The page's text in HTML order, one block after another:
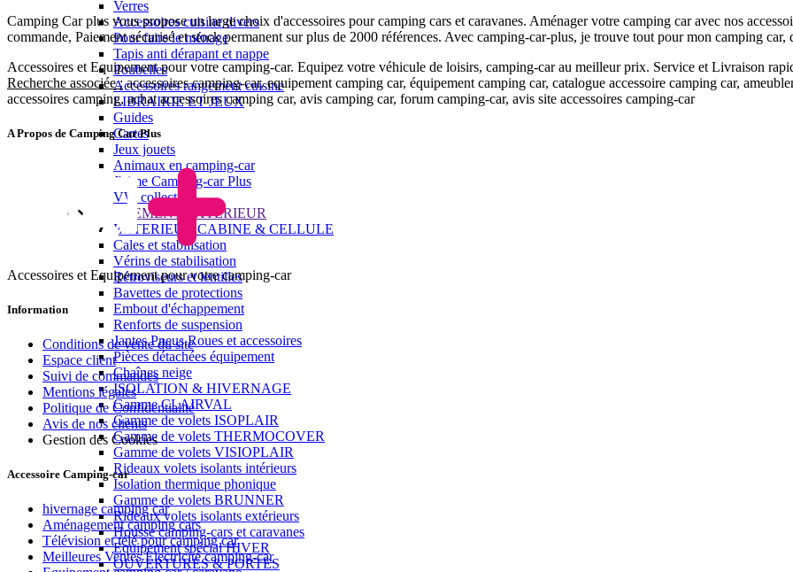
Verres
Accessoires cuisine divers
Pour faire le ménage
Tapis anti dérapant et nappe
Poubelles
Accessoires rangement cuisine
LIBRAIRIE ET JEUX
Guides
Cartes
Jeux jouets
Animaux en camping-car
J'aime Camping-car Plus
VW collection
EQUIPEMENT EXTERIEUR
EXTERIEUR CABINE & CELLULE
Cales et stabilisation
Vérins de stabilisation
Rétroviseurs et lentilles
Bavettes de protections
Embout d'échappement
Renforts de suspension
Jantes,Pneus,Roues et accessoires
Pièces détachées équipement
Chaînes neige
ISOLATION & HIVERNAGE
Gamme CLAIRVAL
Gamme de volets ISOPLAIR
Gamme de volets THERMOCOVER
Gamme de volets VISIOPLAIR
Rideaux volets isolants intérieurs
Isolation thermique phonique
Gamme de volets BRUNNER
Rideaux volets isolants extérieurs
Housse camping-cars et caravanes
Equipement spécial HIVER
OUVERTURES & PORTES
Camping Car plus vous propose un large choix d'accessoires pour camping cars et caravanes. Aménager votre camping car avec nos
commande, Paiement sécurisé et stock permanent sur plus de 2000 références. Avec camping-car-plus, je trouve tout pour mon camping car,
Accessoires et Equipement pour votre camping-car. Equipez votre véhicule de loisirs, camping-car au meilleur prix. Service et Livraison
Recherche associée :accessoires camping-car, equipement camping car, équipement camping car, catalogue accessoire camping car,
accessoires camping, achat accessoires camping car, avis camping car, forum camping-car, avis site accessoires camping-car
A Propos de Camping Car Plus
Accessoires et Equipement pour votre camping-car
Information
Conditions de vente du site
Espace client
Suivi de commandes
Mentions légales
Politique de Confidentialité
Avis de nos clients
Gestion des Cookies
Accessoire Camping-car
hivernage camping car
Aménagement camping cars
Télévision et télé pour camping car
Meilleures Ventes Electricité camping-car